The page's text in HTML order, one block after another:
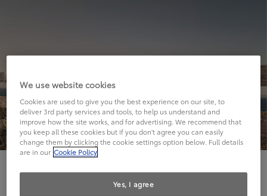
Hier geht's leider nicht weiter.
We use website cookies
Cookies are used to give you the best experience on our site, to
deliver 3rd party services and tools, to help us understand and
improve how the site works, and for advertising. We recommend that
you keep all these cookies but if you don't agree you can easily
change them by clicking the cookie settings option below. Full details
are in our Cookie Policy
Yes, I agree